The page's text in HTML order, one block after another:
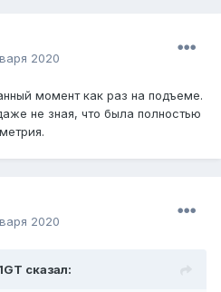
2020
момент как раз на подъеме.
не зная, что была полностью
2020
сказал: